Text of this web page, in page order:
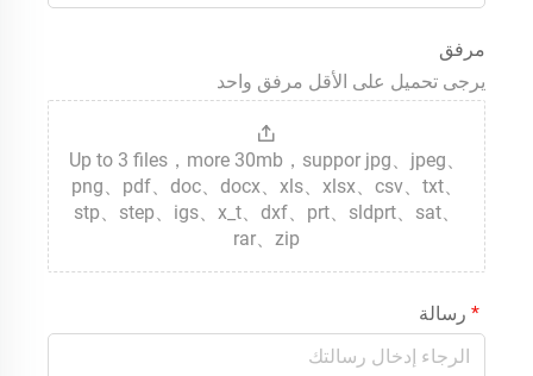
مرفق
يرجى تحميل على الأقل مرفق واحد
Up to 3 files，more 30mb，suppor jpg、jpeg、
png、pdf、doc、docx、xls、xlsx、csv、txt、
stp、step、igs、x_t、dxf、prt、sldprt、sat、
rar、zip
رسالة